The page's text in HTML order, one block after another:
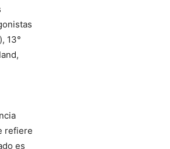
13°
refiere
es